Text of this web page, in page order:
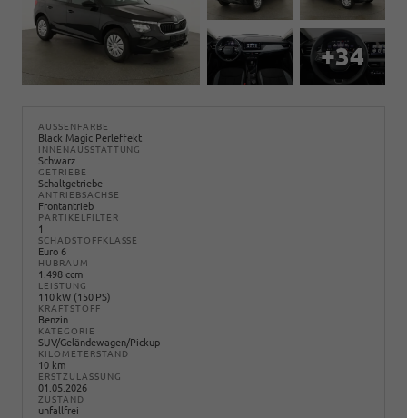
+34
AUSSENFARBE
Black Magic Perleffekt
INNENAUSSTATTUNG
Schwarz
GETRIEBE
Schaltgetriebe
ANTRIEBSACHSE
Frontantrieb
PARTIKELFILTER
1
SCHADSTOFFKLASSE
Euro 6
HUBRAUM
1.498 ccm
LEISTUNG
110 kW (150 PS)
KRAFTSTOFF
Benzin
KATEGORIE
SUV/Geländewagen/Pickup
KILOMETERSTAND
10 km
ERSTZULASSUNG
01.05.2026
ZUSTAND
unfallfrei